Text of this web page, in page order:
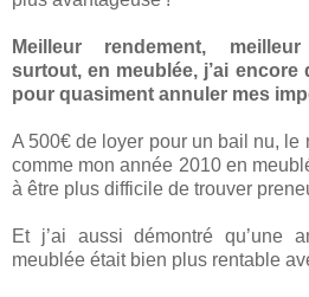
Meilleur rendement,
surtout, en meublée, j’ai
pour quasiment annuler mes
A 500€ de loyer pour un bail nu, le
comme mon année 2010 en
à être plus difficile de trouver
Et j’ai aussi démontré qu’une
meublée était bien plus rentable